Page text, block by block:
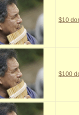
$10
$100